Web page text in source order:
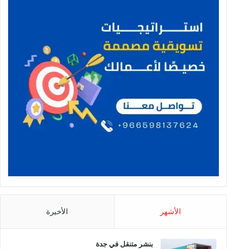
الأشهر الأخيرة
بنشر متنقل في جدة